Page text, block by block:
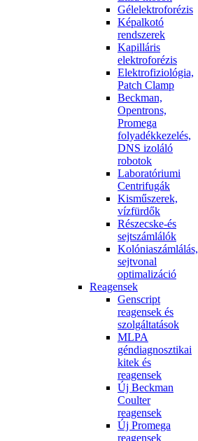
Gélelektroforézis
Képalkotó
rendszerek
Kapilláris
elektroforézis
Elektrofiziológia,
Patch Clamp
Beckman,
Opentrons,
Promega
folyadékkezelés,
DNS izoláló
robotok
Laboratóriumi
Centrifugák
Kisműszerek,
vízfürdők
Részecske-és
sejtszámlálók
Kolóniaszámlálás,
sejtvonal
optimalizáció
Reagensek
Genscript
reagensek és
szolgáltatások
MLPA
géndiagnosztikai
kitek és
reagensek
Új Beckman
Coulter
reagensek
Új Promega
reagensek